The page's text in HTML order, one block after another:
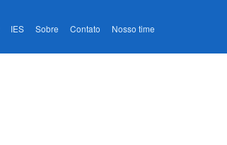
IES Sobre Contato Nosso time